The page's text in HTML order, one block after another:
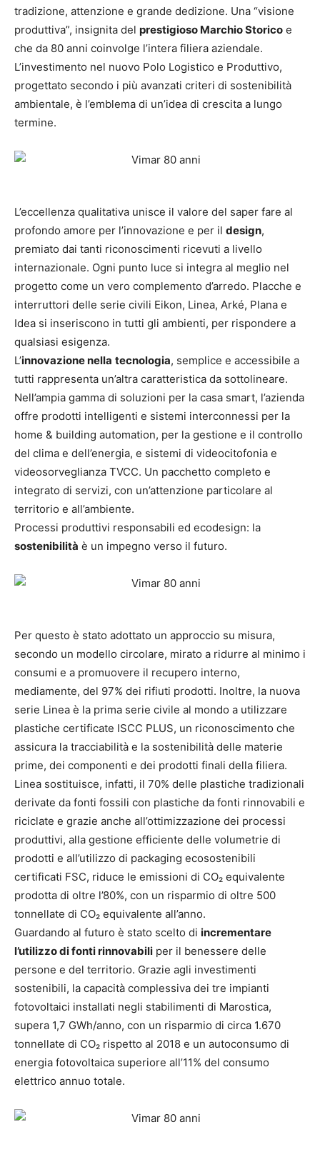
tradizione, attenzione e grande dedizione. Una “visione
produttiva”, insignita del prestigioso Marchio Storico e
che da 80 anni coinvolge l’intera filiera aziendale.
L’investimento nel nuovo Polo Logistico e Produttivo,
progettato secondo i più avanzati criteri di sostenibilità
ambientale, è l’emblema di un’idea di crescita a lungo
termine.
L’eccellenza qualitativa unisce il valore del saper fare al
profondo amore per l’innovazione e per il design,
premiato dai tanti riconoscimenti ricevuti a livello
internazionale. Ogni punto luce si integra al meglio nel
progetto come un vero complemento d’arredo. Placche e
interruttori delle serie civili Eikon, Linea, Arké, Plana e
Idea si inseriscono in tutti gli ambienti, per rispondere a
qualsiasi esigenza.
L’innovazione nella tecnologia, semplice e accessibile a
tutti rappresenta un’altra caratteristica da sottolineare.
Nell’ampia gamma di soluzioni per la casa smart, l’azienda
offre prodotti intelligenti e sistemi interconnessi per la
home & building automation, per la gestione e il controllo
del clima e dell’energia, e sistemi di videocitofonia e
videosorveglianza TVCC. Un pacchetto completo e
integrato di servizi, con un’attenzione particolare al
territorio e all’ambiente.
Processi produttivi responsabili ed ecodesign: la
sostenibilità è un impegno verso il futuro.
Per questo è stato adottato un approccio su misura,
secondo un modello circolare, mirato a ridurre al minimo i
consumi e a promuovere il recupero interno,
mediamente, del 97% dei rifiuti prodotti. Inoltre, la nuova
serie Linea è la prima serie civile al mondo a utilizzare
plastiche certificate ISCC PLUS, un riconoscimento che
assicura la tracciabilità e la sostenibilità delle materie
prime, dei componenti e dei prodotti finali della filiera.
Linea sostituisce, infatti, il 70% delle plastiche tradizionali
derivate da fonti fossili con plastiche da fonti rinnovabili e
riciclate e grazie anche all’ottimizzazione dei processi
produttivi, alla gestione efficiente delle volumetrie di
prodotti e all’utilizzo di packaging ecosostenibili
certificati FSC, riduce le emissioni di CO₂ equivalente
prodotta di oltre l’80%, con un risparmio di oltre 500
tonnellate di CO₂ equivalente all’anno.
Guardando al futuro è stato scelto di incrementare
l’utilizzo di fonti rinnovabili per il benessere delle
persone e del territorio. Grazie agli investimenti
sostenibili, la capacità complessiva dei tre impianti
fotovoltaici installati negli stabilimenti di Marostica,
supera 1,7 GWh/anno, con un risparmio di circa 1.670
tonnellate di CO₂ rispetto al 2018 e un autoconsumo di
energia fotovoltaica superiore all’11% del consumo
elettrico annuo totale.